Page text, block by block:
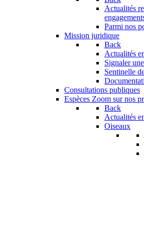
Actualités
Parmi nos
Mission juridique
Back
Actualités
Signaler
Sentinelle
Consultations publiques
Espèces Zoom sur nos
Back
Actualités
Oiseaux